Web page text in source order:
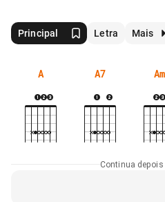
Principal Letra Mais
A A7 Am
Continua